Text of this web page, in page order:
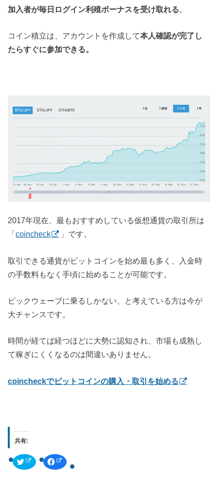
加入者が毎日ログイン利殖ボーナスを受け取れる。
コイン積立は、アカウントを作成して本人確認が完了し
たらすぐに参加できる。
2017年現在、最もおすすめしている仮想通貨の取引所は
「coincheck 」です。
取引できる通貨がビットコインを始め最も多く、入金時
の手数料もなく手頃に始めることが可能です。
ビックウェーブに乗るしかない、と考えている方は今が
大チャンスです。
時間が経てば経つほどに大勢に認知され、市場も成熟し
て稼ぎにくくなるのは間違いありません。
coincheckでビットコインの購入・取引を始める
共有:
ク
ッ
F
c